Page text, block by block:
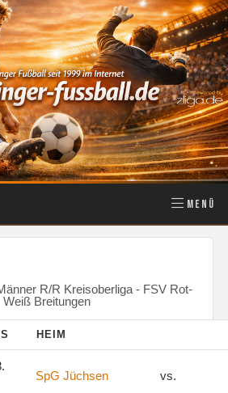
MENÜ
R/R Kreisoberliga - FSV Rot-
Weiß Breitungen
HEIM
SpG Jüchsen vs.